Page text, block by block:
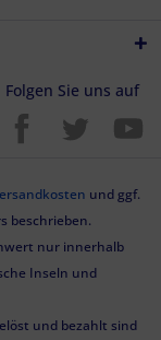
Folgen Sie uns auf
und ggf.
beschrieben.
nur innerhalb
Inseln und
und bezahlt sind